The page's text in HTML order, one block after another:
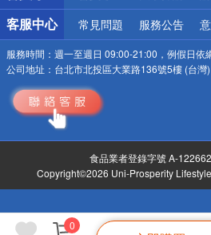
0
客服中心 常見問題 服務公告
服務時間： 週一至週日 09:00-21:00，例假日依
公司地址： 台北市北投區大業路136號5樓 (台灣)
食品業者登錄字號 A-
Copyright©2026 Uni-Prosperity